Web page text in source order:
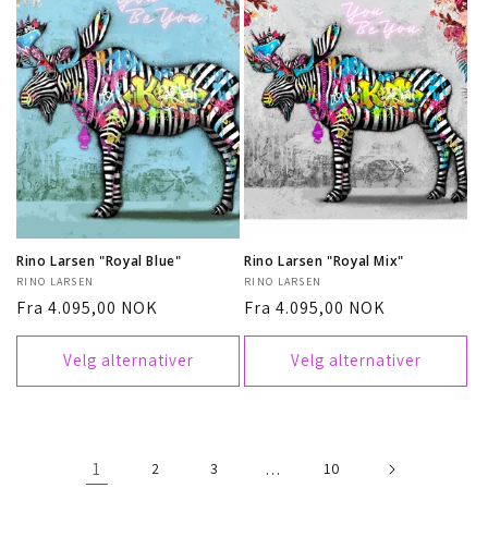
Rino Larsen "Royal Blue"
Selger:
RINO LARSEN
Vanlig
pris
Fra 4.095,00 NOK
Velg alternativer
Rino Larsen "Royal Mix"
Selger:
RINO LARSEN
Vanlig
pris
Fra 4.095,00 NOK
Velg alternativer
1 2 3 … 10